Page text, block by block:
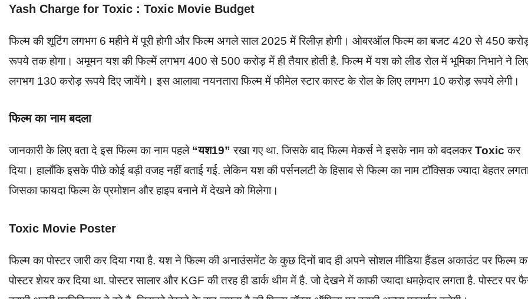
Yash Charge for Toxic : Toxic Movie Budget
फिल्म की शूटिंग लगभग 6 महीने में पूरी होगी और फिल्म अगले साल 2025 में रिलीज़ होगी। ओवरऑल फिल्म का बजट 420 से 450
रूपये तक होगा। अमूमन यश की फिल्में लगभग 400 से 500 करोड़ में ही तैयार होती है. फिल्म में यश को लीड रोल में भूमिका निभाने ने
लगभग 130 करोड़ रूपये दिए जायेंगे। इस आलावा नयनतारा फिल्म में फीमेल स्टार कास्ट के रोल के लिए लगभग 10 करोड़ रूपये लेगी।
फिल्म का नाम बदला
जानकारी के लिए बता दे इस फिल्म का नाम पहले“यश19”रखा गए था. जिसके बाद फिल्म मेकर्स ने इसके नाम को बदलकरToxicकर
दिया। हालाँकि इसके पीछे कोई बड़ी वजह नहीं बताई गई. लेकिन यश की पर्सनलटी के हिसाब से फिल्म का नाम टॉक्सिक ज्यादा बेहतर
जिसका फायदा फिल्म के प्रमोशन और हाइप बनाने में देखने को मिलेगा।
Toxic Movie Poster
फिल्म का पोस्टर जारी कर दिया गया है. यश ने फिल्म की अनाउंसमेंट के कुछ दिनों बाद ही अपने सोशल मीडिया हैंडल अकाउंट पर फिल्म
पोस्टर शेयर कर दिया था. पोस्टर सालार और KGF की तरह ही डार्क थीम में है. जो देखने में काफी ज्यादा धमक़ेदार लगता है. पोस्टर पर